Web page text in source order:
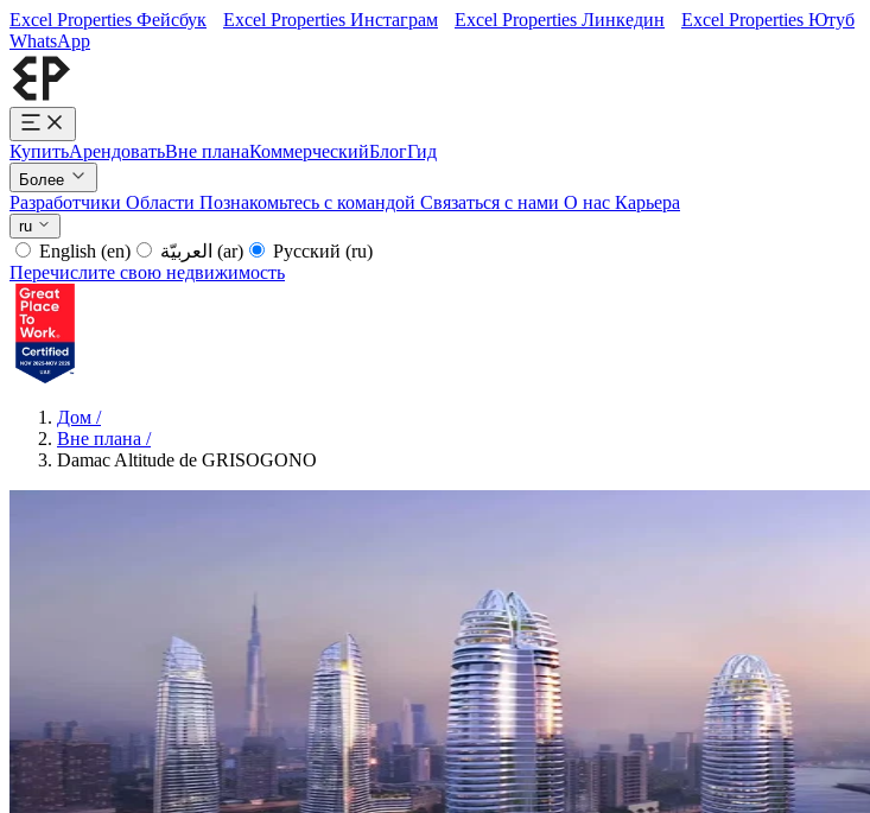
Excel Properties Фейсбук Excel Properties Инстаграм Excel Properties Линкедин Excel Properties Ютуб
WhatsApp
КупитьАрендоватьВне планаКоммерческийБлогГид
Более
Разработчики Области Познакомьтесь с командой Связаться с нами О нас Карьера
ru
English (en) (ar) Русский (ru)
Перечислите свою недвижимость
Дом /
Вне плана /
Damac Altitude de GRISOGONO